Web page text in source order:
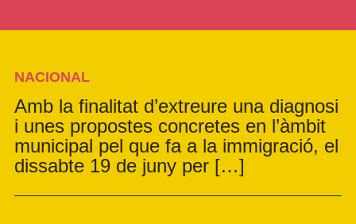
NACIONAL
Amb la finalitat d’extreure una diagnosi
i unes propostes concretes en l’àmbit
municipal pel que fa a la immigració, el
dissabte 19 de juny per […]